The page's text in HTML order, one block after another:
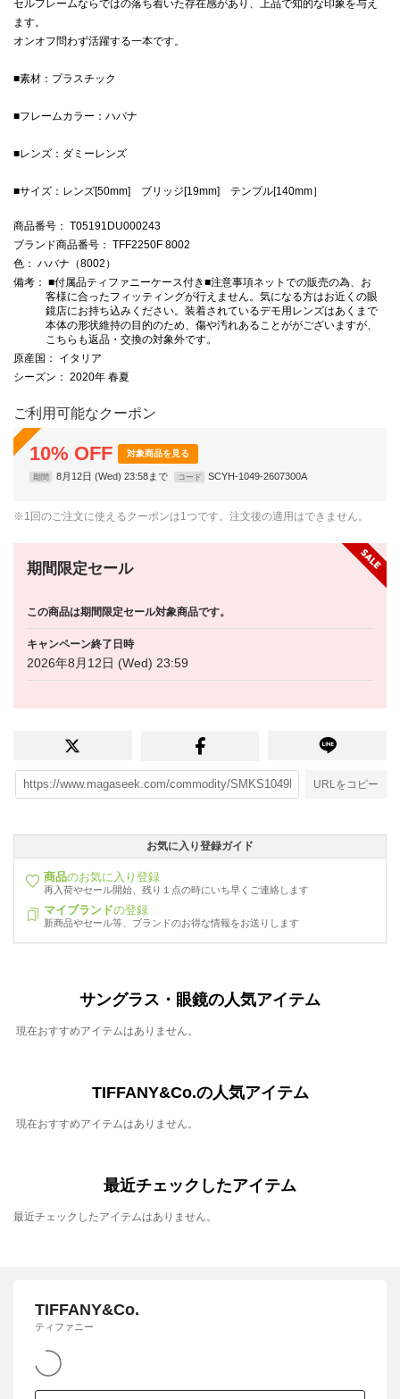
セルフレームならではの落ち着いた存在感があり、上品で知的な印象を与え
ます。
オンオフ問わず活躍する一本です。
■素材：プラスチック
■フレームカラー：ハバナ
■レンズ：ダミーレンズ
■サイズ：レンズ[50mm] ブリッジ[19mm] テンプル[140mm］
商品番号 ： T05191DU000243
ブランド商品番号 ： TFF2250F 8002
色 ： ハバナ（8002）
備考 ： ■付属品ティファニーケース付き■注意事項ネットでの販売の為、お
客様に合ったフィッティングが行えません。気になる方はお近くの眼
鏡店にお持ち込みください。装着されているデモ用レンズはあくまで
本体の形状維持の目的のため、傷や汚れあることががございますが、
こちらも返品・交換の対象外です。
原産国 ： イタリア
シーズン ： 2020年 春夏
ご利用可能なクーポン
10% OFF 対象商品を見る
期間 8月12日 (Wed) 23:58まで コード SCYH-1049-2607300A
※1回のご注文に使えるクーポンは1つです。注文後の適用はできません。
期間限定セール
この商品は期間限定セール対象商品です。
キャンペーン終了日時
2026年8月12日 (Wed) 23:59
URLをコピー
お気に入り登録ガイド
商品のお気に入り登録
再入荷やセール開始、残り１点の時にいち早くご連絡します
マイブランドの登録
新商品やセール等、ブランドのお得な情報をお送りします
サングラス・眼鏡の人気アイテム
現在おすすめアイテムはありません。
TIFFANY&Co.の人気アイテム
現在おすすめアイテムはありません。
最近チェックしたアイテム
最近チェックしたアイテムはありません。
TIFFANY&Co.
ティファニー